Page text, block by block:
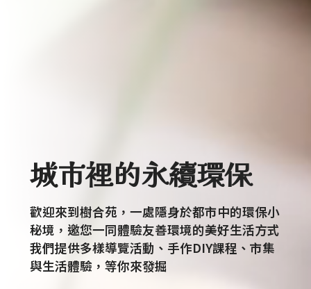
城市裡的自然慢
歡迎來到樹合苑，一處隱身於都市中的環保小
秘境，邀您一同體驗友善環境的美好生活方式
我們提供多樣導覽活動、手作DIY課程、市集
與生活體驗，等你來發掘